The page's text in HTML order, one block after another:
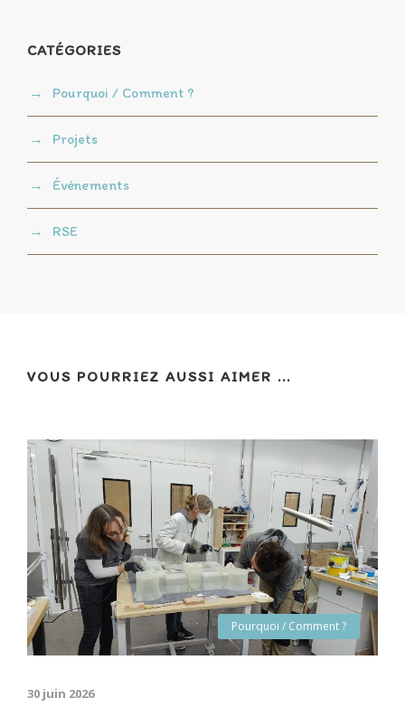
CATÉGORIES
Pourquoi / Comment ?
Projets
Événements
RSE
VOUS POURRIEZ AUSSI AIMER ...
Pourquoi / Comment ?
30 juin 2026